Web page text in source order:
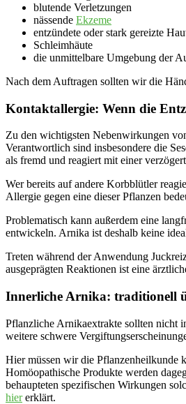
blutende Verletzungen
nässende Ekzeme
entzündete oder stark gereizte
Schleimhäute
die unmittelbare Umgebung der
Nach dem Auftragen sollten wir die
Kontaktallergie: Wenn die
Zu den wichtigsten Nebenwirkungen
Verantwortlich sind insbesondere die
als fremd und reagiert mit einer
Wer bereits auf andere Korbblütler
Allergie gegen eine dieser Pflanzen
Problematisch kann außerdem eine
entwickeln. Arnika ist deshalb keine
Treten während der Anwendung
ausgeprägten Reaktionen ist eine
Innerliche Arnika: traditionell
Pflanzliche Arnikaextrakte sollten nicht
weitere schwere
Hier müssen wir die Pflanzenheilkunde
Homöopathische Produkte werden
behaupteten spezifischen Wirkungen
hiererklärt.